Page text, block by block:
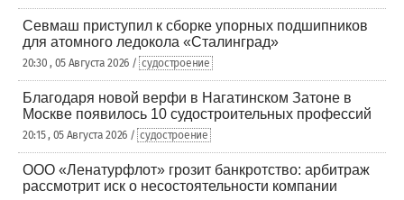
Севмаш приступил к сборке упорных подшипников
для атомного ледокола «Сталинград»
20:30 , 05 Августа 2026 / судостроение
Благодаря новой верфи в Нагатинском Затоне в
Москве появилось 10 судостроительных профессий
20:15 , 05 Августа 2026 / судостроение
ООО «Ленатурфлот» грозит банкротство: арбитраж
рассмотрит иск о несостоятельности компании